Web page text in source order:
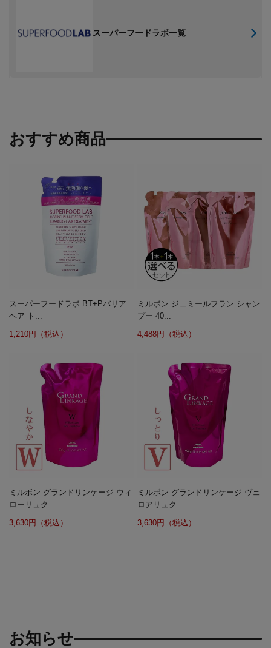
スーパーフードラボ一覧
おすすめ商品
スーパーフードラボ BT+Pバリア
ヘア ト...
1,210円（税込）
ミルボン ジェミールフラン シャン
プー 40...
4,488円（税込）
ミルボン グランドリンケージ ウィ
ローリュク...
3,630円（税込）
ミルボン グランドリンケージ ヴェ
ロアリュク...
3,630円（税込）
お知らせ